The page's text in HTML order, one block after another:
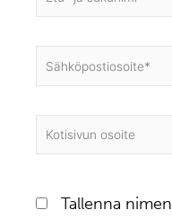
ja
sukunimi*
Sähköpostiosoite*
Kotisivun
osoite
Tallenna